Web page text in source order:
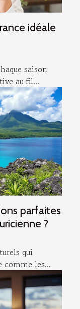
idéale
saison
au fil...
parfaites
?
qui
comme les...